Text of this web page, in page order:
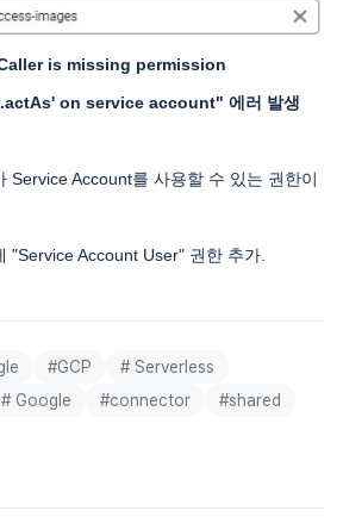
is missing permission
on service account" 에러 발생
Service Account를 사용할 수 있는 권한이
"Service Account User" 권한 추가.
#GCP #Serverless
#Google #connector #shared